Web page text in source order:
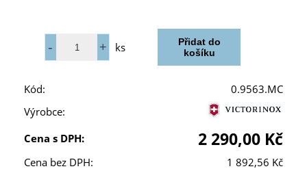
ks
Kód:
0.9563.MC
Výrobce:
Cena s DPH:
2 290,00 Kč
Cena bez DPH:
1 892,56 Kč